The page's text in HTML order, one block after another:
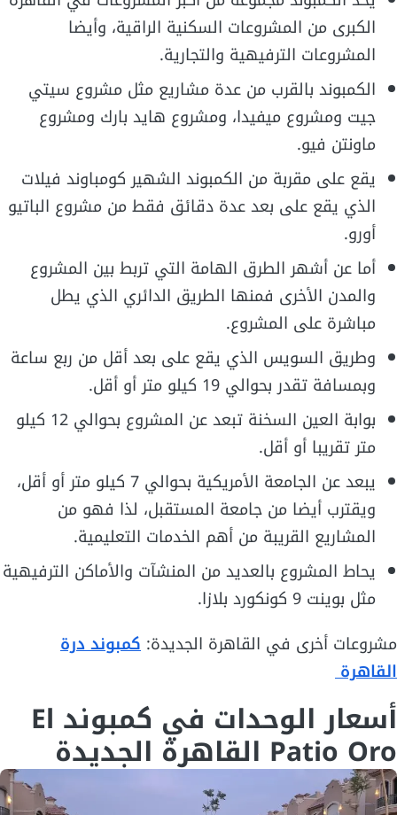
الكبرى من المشروعات السكنية الراقية، وأيضا
المشروعات الترفيهية والتجارية.
الكمبوند بالقرب من عدة مشاريع مثل مشروع سيتي
جيت ومشروع ميفيدا، ومشروع هايد بارك ومشروع
ماونتن فيو.
يقع على مقربة من الكمبوند الشهير كومباوند فيلات
الذي يقع على بعد عدة دقائق فقط من مشروع الباتيو
أورو.
أما عن أشهر الطرق الهامة التي تربط بين المشروع
والمدن الأخرى فمنها الطريق الدائري الذي يطل
مباشرة على المشروع.
وطريق السويس الذي يقع على بعد أقل من ربع ساعة
وبمسافة تقدر بحوالي 19 كيلو متر أو أقل.
بوابة العين السخنة تبعد عن المشروع بحوالي 12 كيلو
متر تقريبا أو أقل.
يبعد عن الجامعة الأمريكية بحوالي 7 كيلو متر أو أقل،
ويقترب أيضا من جامعة المستقبل، لذا فهو من
المشاريع القريبة من أهم الخدمات التعليمية.
يحاط المشروع بالعديد من المنشآت والأماكن الترفيهية
مثل بوينت 9 كونكورد بلازا.
مشروعات أخرى في القاهرة الجديدة: كمبوند درة
القاهرة
أسعار الوحدات في كمبوند El
Patio Oro القاهرة الجديدة